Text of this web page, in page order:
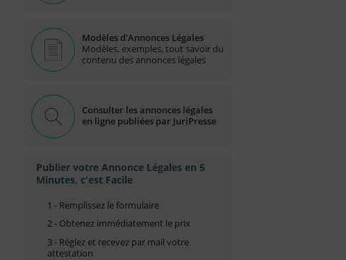
Modèles d'Annonces Légales
Modèles, exemples, tout savoir du
contenu des annonces légales
Consulter les annonces légales
en ligne publiées par JuriPresse
Publier votre Annonce Légales en 5
Minutes, c'est Facile
1 - Remplissez le formulaire
2 - Obtenez immédiatement le prix
3 - Réglez et recevez par mail votre
attestation